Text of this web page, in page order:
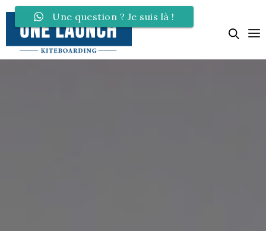
Une question ? Je suis là !